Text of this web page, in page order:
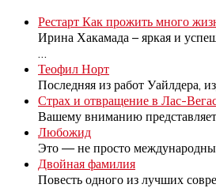
Рестарт Как прожить много
Ирина Хакамада – яркая и
Теофил Норт
Последняя из работ Уайлдера,
Страх и отвращение в Лас-
Вашему вниманию
Любожид
Это — не просто
Двойная фамилия
Повесть одного из лучших